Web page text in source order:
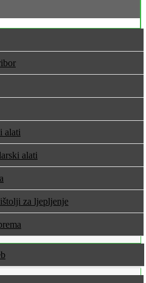
alati
alati
za ljepljenje